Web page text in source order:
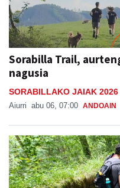
Sorabilla Trail,
nagusia
SORABILLAKO JAIAK 2026
Aiurri abu 06, 07:00 ANDOAIN